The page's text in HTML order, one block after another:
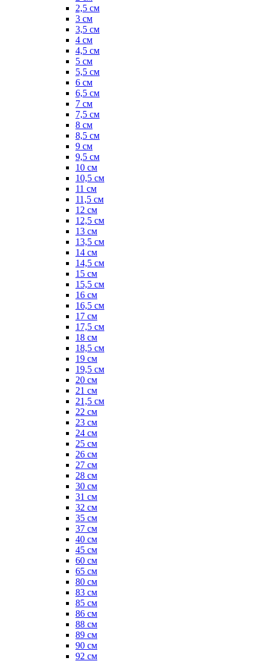
2,5 см
3 см
3,5 см
4 см
4,5 см
5 см
5,5 см
6 см
6,5 см
7 см
7,5 см
8 см
8,5 см
9 см
9,5 см
10 см
10,5 см
11 см
11,5 см
12 см
12,5 см
13 см
13,5 см
14 см
14,5 см
15 см
15,5 см
16 см
16,5 см
17 см
17,5 см
18 см
18,5 см
19 см
19,5 см
20 см
21 см
21,5 см
22 см
23 см
24 см
25 см
26 см
27 см
28 см
30 см
31 см
32 см
35 см
37 см
40 см
45 см
60 см
65 см
80 см
83 см
85 см
86 см
88 см
89 см
90 см
92 см